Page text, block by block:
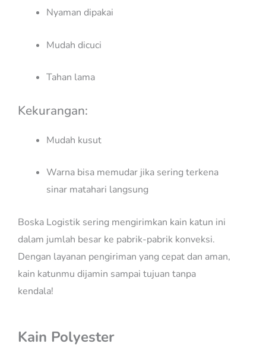
Nyaman dipakai
Mudah dicuci
Tahan lama
Kekurangan:
Mudah kusut
Warna bisa memudar jika sering terkena
sinar matahari langsung
Boska Logistik sering mengirimkan kain katun ini
dalam jumlah besar ke pabrik-pabrik konveksi.
Dengan layanan pengiriman yang cepat dan aman,
kain katunmu dijamin sampai tujuan tanpa
kendala!
Kain Polyester